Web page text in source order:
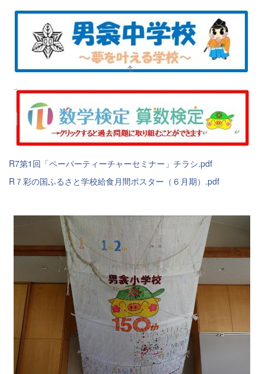
R7第1回「ペーパーティーチャーセミナー」チラシ.pdf
R７彩の国ふるさと学校給食月間ポスター（６月期）.pdf